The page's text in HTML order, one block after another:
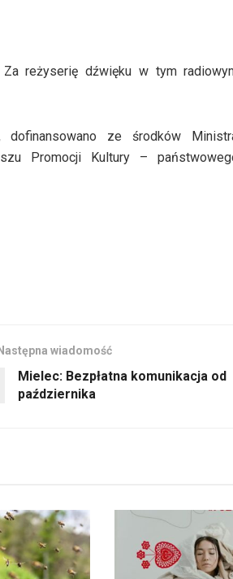
reżyserię dźwięku w tym
dofinansowano ze środków
Promocji Kultury –
Następna wiadomość
Mielec: Bezpłatna komunikacja od
października